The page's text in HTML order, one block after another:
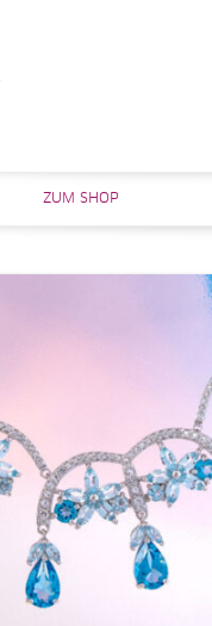
ZUM SHOP